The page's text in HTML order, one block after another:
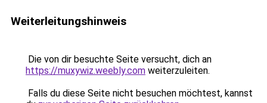
Weiterleitungshinweis
Die von dir besuchte Seite versucht, dich an
https://muxywiz.weebly.com weiterzuleiten.
Falls du diese Seite nicht besuchen möchtest, kannst